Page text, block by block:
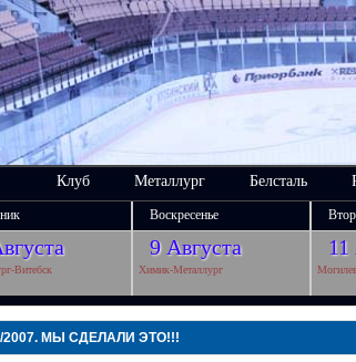
Клуб Металлург Белсталь
Воскресенье
9 Августа 11
Витебск Химик-Металлург
2007. МЫ СДЕЛАЛИ ЭТО!!!